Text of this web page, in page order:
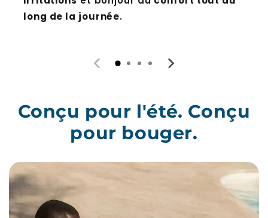
long de la journée.
Conçu pour l'été. Conçu
pour bouger.